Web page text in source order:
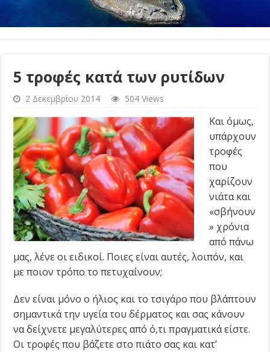
5 τροφές κατά των ρυτίδων
2 Δεκεμβρίου 2014 504 Views
Και όμως,
υπάρχουν
τροφές
που
χαρίζουν
νιάτα και
«σβήνουν
» χρόνια
από πάνω
μας, λένε οι ειδικοί. Ποιες είναι αυτές, λοιπόν, και
με ποιον τρόπο το πετυχαίνουν;
Δεν είναι μόνο ο ήλιος και το τσιγάρο που βλάπτουν
σημαντικά την υγεία του δέρματος και σας κάνουν
να δείχνετε μεγαλύτερες από ό,τι πραγματικά είστε.
Οι τροφές που βάζετε στο πιάτο σας και κατ’